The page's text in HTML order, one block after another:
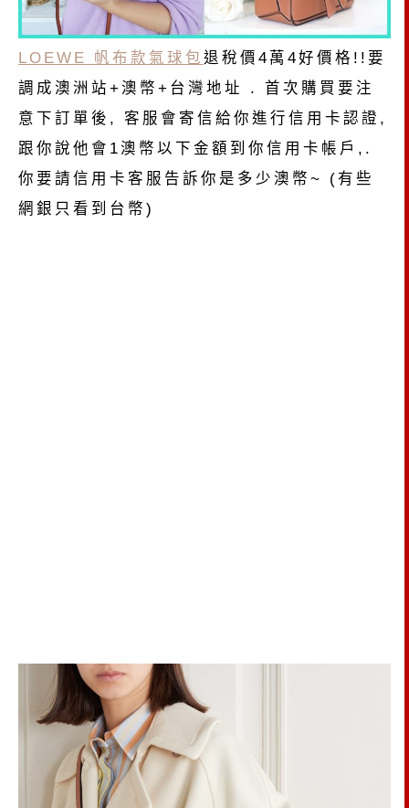
LOEWE 帆布款氣球包 退稅價4萬4好價格!! 要
調成澳洲站+澳幣+台灣地址 . 首次購買要注
意下訂單後, 客服會寄信給你進行信用卡認證,
跟你說他會1澳幣以下金額到你信用卡帳戶,.
你要請信用卡客服告訴你是多少澳幣~ (有些
網銀只看到台幣)